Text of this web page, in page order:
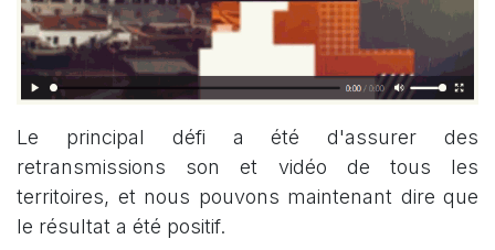
Le principal défi a été d'assurer des
retransmissions son et vidéo de tous les
territoires, et nous pouvons maintenant dire que
le résultat a été positif.